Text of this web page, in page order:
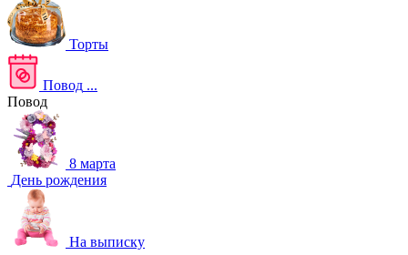
Торты
Повод ...
Повод
8 марта
День рождения
На выписку